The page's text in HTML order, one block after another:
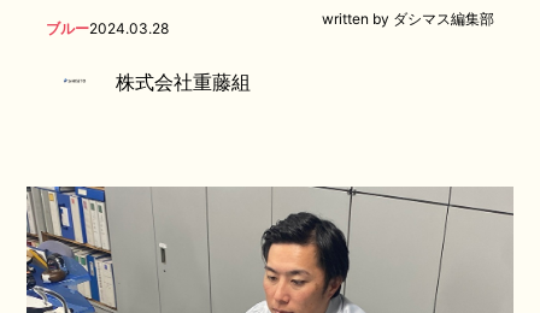
ブルー2024.03.28
written by ダシマス編集部
株式会社重藤組